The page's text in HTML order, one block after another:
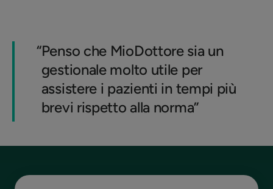
“Penso che MioDottore sia un
gestionale molto utile per
assistere i pazienti in tempi più
brevi rispetto alla norma”